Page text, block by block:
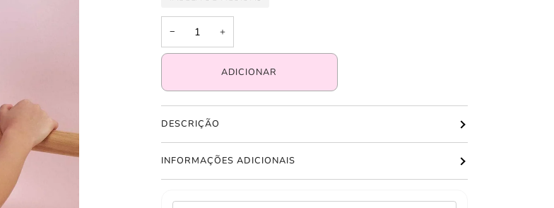
− +
ADICIONAR
DESCRIÇÃO
INFORMAÇÕES ADICIONAIS